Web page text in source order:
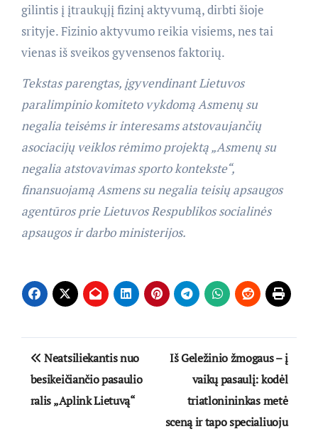
gilintis į įtraukųjį fizinį aktyvumą, dirbti šioje
srityje. Fizinio aktyvumo reikia visiems, nes tai
vienas iš sveikos gyvensenos faktorių.
Tekstas parengtas, įgyvendinant Lietuvos
paralimpinio komiteto vykdomą Asmenų su
negalia teisėms ir interesams atstovaujančių
asociacijų veiklos rėmimo projektą „Asmenų su
negalia atstovavimas sporto kontekste“,
finansuojamą Asmens su negalia teisių apsaugos
agentūros prie Lietuvos Respublikos socialinės
apsaugos ir darbo ministerijos.
Navigacija
tarp
įrašų
Neatsiliekantis nuo
besikeičiančio pasaulio
ralis „Aplink Lietuvą“
Iš Geležinio žmogaus – į
vaikų pasaulį: kodėl
triatlonininkas metė
sceną ir tapo specialiuoju